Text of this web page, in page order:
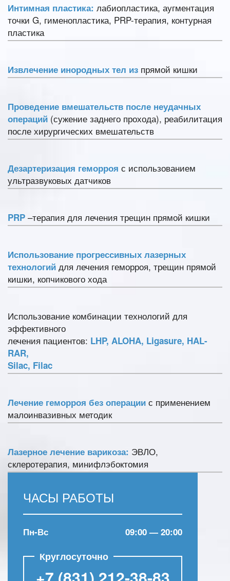
Интимная пластика: лабиопластика, аугментация
точки G, гименопластика, PRP-терапия, контурная
пластика
Извлечение инородных тел из прямой кишки
Проведение вмешательств после неудачных
операций (сужение заднего прохода), реабилитация
после хирургических вмешательств
Дезартеризация геморроя с использованием
ультразвуковых датчиков
PRP –терапия для лечения трещин прямой кишки
Использование прогрессивных лазерных
технологий для лечения геморроя, трещин прямой
кишки, копчикового хода
Использование комбинации технологий для
эффективного
лечения пациентов: LHP, ALOHA, Ligasure, HAL-
RAR,
Silac, Filac
Лечение геморроя без операции с применением
малоинвазивных методик
Лазерное лечение варикоза: ЭВЛО,
склеротерапия, минифлэбоктомия
ЧАСЫ РАБОТЫ
Пн-Вс 09:00 — 20:00